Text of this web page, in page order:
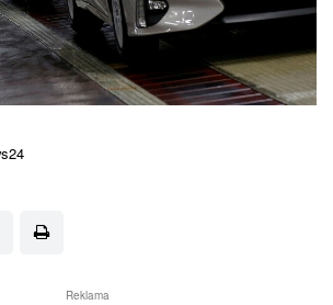
Reklama